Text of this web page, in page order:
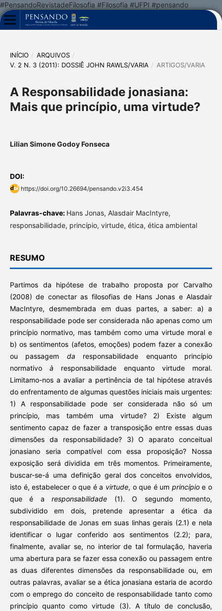
#PensandoRevistadeFilosofia #Filosofia #UFPI #pensando
INÍCIO / ARQUIVOS /
V. 2 N. 3 (2011): DOSSIÊ JOHN RAWLS/VARIA / ARTIGOS/VARIA
A Responsabilidade jonasiana:
Mais que princípio, uma virtude?
Lilian Simone Godoy Fonseca
DOI:
https://doi.org/10.26694/pensando.v2i3.454
Palavras-chave: Hans Jonas, Alasdair MacIntyre,
responsabilidade, princípio, virtude, ética, ética ambiental
RESUMO
Partimos da hipótese de trabalho proposta por Carvalho
(2008) de conectar as filosofias de Hans Jonas e Alasdair
MacIntyre, desmembrada em duas partes, a saber: a) a
responsabilidade pode ser considerada não apenas como um
princípio normativo, mas também como uma virtude moral e
b) os sentimentos (afetos, emoções) podem fazer a conexão
ou passagem da responsabilidade enquanto princípio
normativo à responsabilidade enquanto virtude moral.
Limitamo-nos a avaliar a pertinência de tal hipótese através
do enfrentamento de algumas questões iniciais mais urgentes:
1) A responsabilidade pode ser considerada não só um
princípio, mas também uma virtude? 2) Existe algum
sentimento capaz de fazer a transposição entre essas duas
dimensões da responsabilidade? 3) O aparato conceitual
jonasiano seria compatível com essa proposição? Nossa
exposição será dividida em três momentos. Primeiramente,
buscar-se-á uma definição geral dos conceitos envolvidos,
isto é, estabelecer o que é a virtude, o que é um princípioe o
que é aresponsabilidade (1). O segundo momento,
subdividido em dois, pretende apresentar a ética da
responsabilidade de Jonas em suas linhas gerais (2.1) e nela
identificar o lugar conferido aos sentimentos (2.2); para,
finalmente, avaliar se, no interior de tal formulação, haveria
uma abertura para se fazer essa conexão ou passagem entre
as duas diferentes dimensões da responsabilidade ou, em
outras palavras, avaliar se a ética jonasiana estaria de acordo
com o emprego do conceito de responsabilidade tanto como
princípio quanto como virtude (3). A título de conclusão,